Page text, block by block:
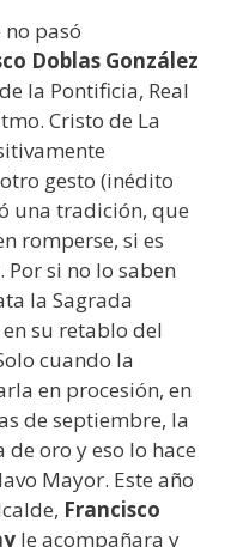
pasó
Doblas González
la Pontificia, Real
Cristo de La
gesto (inédito
una tradición, que
romperse, si es
si no lo saben
la Sagrada
su retablo del
cuando la
en procesión, en
de septiembre, la
oro y eso lo hace
Mayor. Este año
Francisco
le acompañara y